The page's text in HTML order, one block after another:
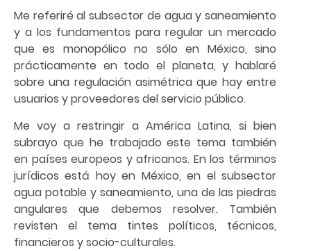
Me referiré al subsector de agua y saneamiento
y a los fundamentos para regular un mercado
que es monopólico no sólo en México, sino
prácticamente en todo el planeta, y hablaré
sobre una regulación asimétrica que hay entre
usuarios y proveedores del servicio público.
Me voy a restringir a América Latina, si bien
subrayo que he trabajado este tema también
en países europeos y africanos. En los términos
jurídicos está hoy en México, en el subsector
agua potable y saneamiento, una de las piedras
angulares que debemos resolver. También
revisten el tema tintes políticos, técnicos,
financieros y socio-culturales.